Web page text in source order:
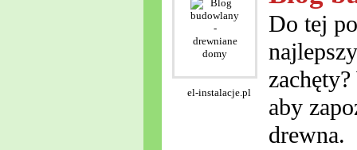
el-instalacje.pl
Do tej
aby
drewna.